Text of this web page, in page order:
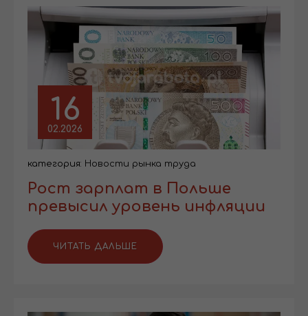
16
02.2026
категория: Новости рынка труда
Рост зарплат в Польше
превысил уровень инфляции
ЧИТАТЬ ДАЛЬШЕ